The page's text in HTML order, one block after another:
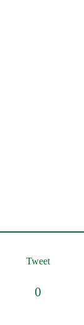
Tweet
0